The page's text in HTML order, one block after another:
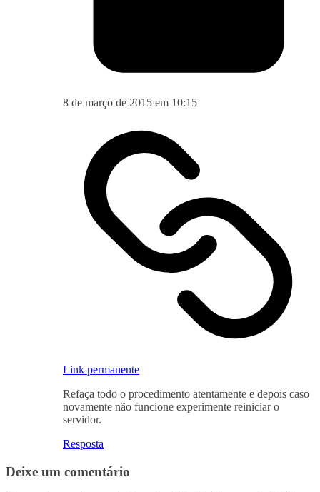
8 de março de 2015 em 10:15
Link permanente
Refaça todo o procedimento atentamente e depois caso
novamente não funcione experimente reiniciar o
servidor.
Resposta
Deixe um comentário